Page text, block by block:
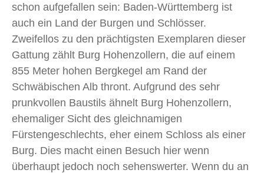
schon aufgefallen sein: Baden-Württemberg ist
auch ein Land der Burgen und Schlösser.
Zweifellos zu den prächtigsten Exemplaren dieser
Gattung zählt Burg Hohenzollern, die auf einem
855 Meter hohen Bergkegel am Rand der
Schwäbischen Alb thront. Aufgrund des sehr
prunkvollen Baustils ähnelt Burg Hohenzollern,
ehemaliger Sicht des gleichnamigen
Fürstengeschlechts, eher einem Schloss als einer
Burg. Dies macht einen Besuch hier wenn
überhaupt jedoch noch sehenswerter. Wenn du an